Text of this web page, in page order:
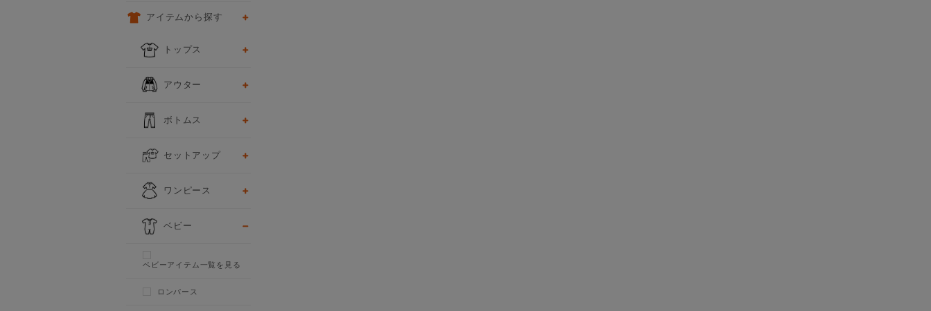
アイテムから探す
トップス
アウター
ボトムス
セットアップ
ワンピース
ベビー
ベビーアイテム一覧を見る
ロンパース